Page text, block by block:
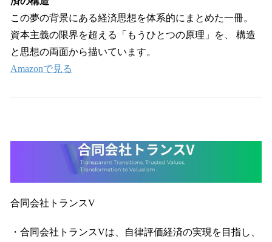
この夢の背景にある経済思想を体系的にまとめた一冊。
資本主義の限界を超える「もうひとつの原理」を、 構造
と思想の両面から描いています。
Amazonで見る
合同会社トランスV
・合同会社トランスVは、自律評価経済の実現を目指し、